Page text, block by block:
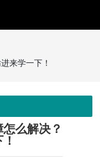
来学一下！
么解决？